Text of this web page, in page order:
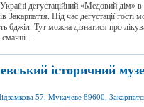
дегустаційний «Медовий дім» в
Закарпаття. Під час дегустації
бджіл. Тут можна дізнатися про
...
історичний